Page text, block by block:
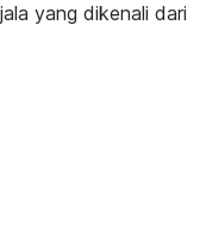
yang dikenali dari